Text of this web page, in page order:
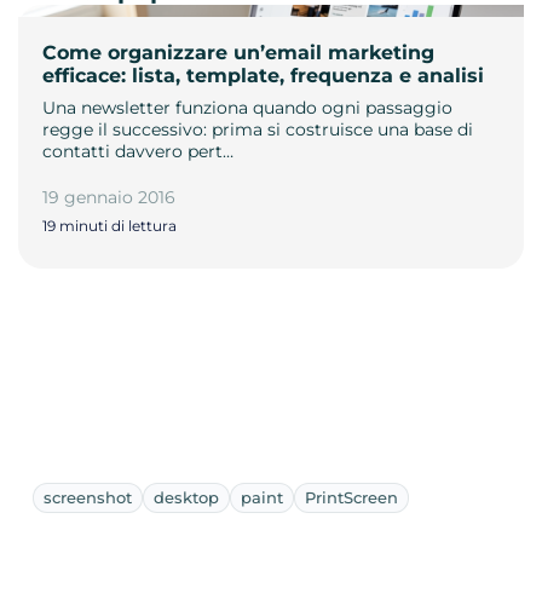
Come organizzare un’email marketing
efficace: lista, template, frequenza e analisi
Una newsletter funziona quando ogni passaggio
regge il successivo: prima si costruisce una base di
contatti davvero pert…
19 gennaio 2016
19 minuti di lettura
screenshot desktop paint PrintScreen